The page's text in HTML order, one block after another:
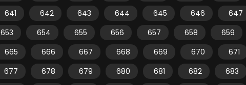
641
642 643 644 645 646 647
653
654 655 656 657 658 659
665
666 667 668 669 670 671
677
678 679 680 681 682 683